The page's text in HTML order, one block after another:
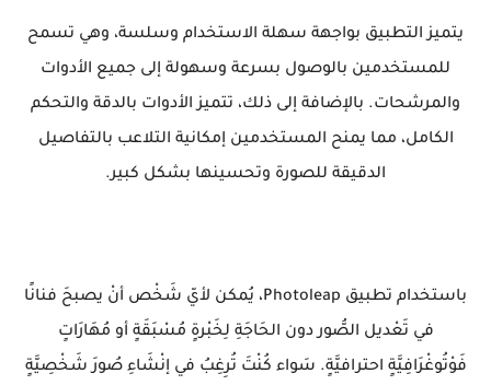
يتميز التطبيق بواجهة سهلة الاستخدام وسلسة، وهي تسمح
للمستخدمين بالوصول بسرعة وسهولة إلى جميع الأدوات
والمرشحات. بالإضافة إلى ذلك، تتميز الأدوات بالدقة والتحكم
الكامل، مما يمنح المستخدمين إمكانية التلاعب بالتفاصيل
الدقيقة للصورة وتحسينها بشكل كبير.
باستخدام تطبيق Photoleap، يُمكن لأيّ شَخْص أنْ يصبحَ فنانًا
في تَعْديل الصُّور دون الحَاجَةِ لِخَبْرةٍ مُسْبَقَةٍ أو مُهَارَاتٍ
فَوْتُوغْرَافِيَّةٍ احترافيَّةٍ. سَواء كُنْتَ تُرِغِبُ في إنْشَاءِ صُورَ شَخْصِيَّةٍ